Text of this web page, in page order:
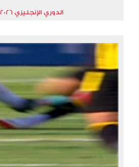
الدوري الإنجليزي 2025/2026